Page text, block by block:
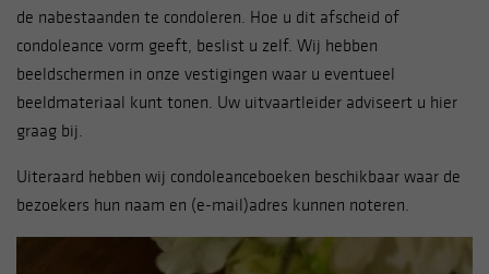
de nabestaanden te condoleren. Hoe u dit afscheid of
condoleance vorm geeft, beslist u zelf. Wij hebben
beeldschermen in onze vestigingen waar u eventueel
beeldmateriaal kunt tonen. Uw uitvaartleider adviseert u hier
graag bij.
Uiteraard hebben wij condoleanceboeken beschikbaar waar de
bezoekers hun naam en (e-mail)adres kunnen noteren.